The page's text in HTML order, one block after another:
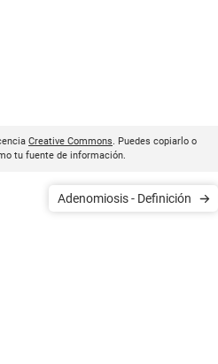
Creative Commons. Puedes copiarlo o
tu fuente de información.
Adenomiosis - Definición